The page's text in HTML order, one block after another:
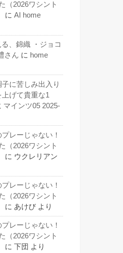
（2026ワシント
に AI home
、錦織 ・ジョコ
さん に home
に苦しみ出入り
げて貴重な1
マインツ05 2025-
レーじゃない！
（2026ワシント
に ウクレリアン
レーじゃない！
（2026ワシント
に あけび より
レーじゃない！
（2026ワシント
に 下団 より